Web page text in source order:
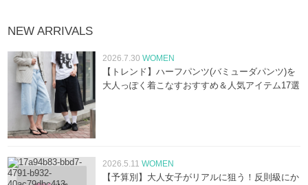
NEW ARRIVALS
2026.7.30 WOMEN
【トレンド】ハーフパンツ(バミューダパンツ)を
大人っぽく着こなすおすすめ＆人気アイテム17選
2026.5.11 WOMEN
【予算別】大人女子がリアルに狙う！反則級にか